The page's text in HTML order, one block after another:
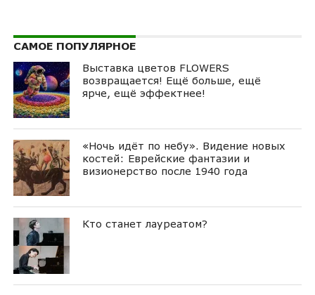
САМОЕ ПОПУЛЯРНОЕ
Выставка цветов FLOWERS
возвращается! Ещё больше, ещё
ярче, ещё эффектнее!
«Ночь идёт по небу». Видение новых
костей: Еврейские фантазии и
визионерство после 1940 года
Кто станет лауреатом?